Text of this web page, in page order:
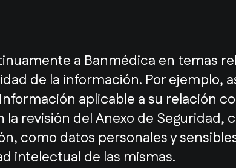
a Banmédica en temas
de la información. Por ejemplo,
aplicable a su relación
revisión del Anexo de
como datos personales y
intelectual de las mismas.